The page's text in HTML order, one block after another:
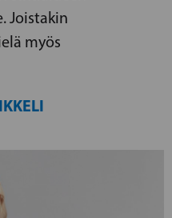
Joistakin
myös